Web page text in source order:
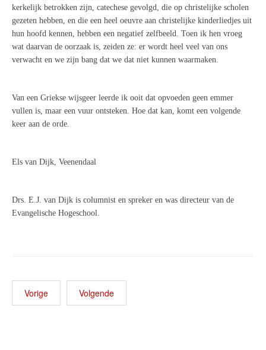
kerkelijk betrokken zijn, catechese gevolgd, die op christelijke scholen
gezeten hebben, en die een heel oeuvre aan christelijke kinderliedjes uit
hun hoofd kennen, hebben een negatief zelfbeeld. Toen ik hen vroeg
wat daarvan de oorzaak is, zeiden ze: er wordt heel veel van ons
verwacht en we zijn bang dat we dat niet kunnen waarmaken.
Van een Griekse wijsgeer leerde ik ooit dat opvoeden geen emmer
vullen is, maar een vuur ontsteken. Hoe dat kan, komt een volgende
keer aan de orde.
Els van Dijk, Veenendaal
Drs. E.J. van Dijk is columnist en spreker en was directeur van de
Evangelische Hogeschool.
Vorige Volgende